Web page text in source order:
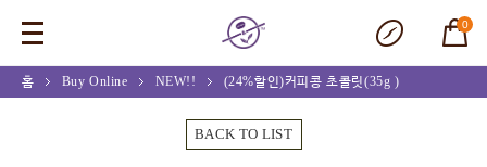
0
홈 Buy Online NEW!! (24%할인)커피콩 초콜릿(35g )
BACK TO LIST